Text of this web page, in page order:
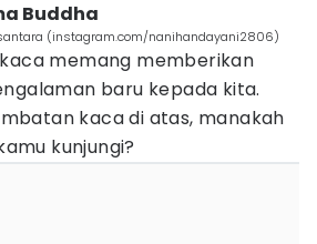
Buddha
(instagram.com/nanihandayani2806)
memang memberikan
baru kepada kita.
kaca di atas, manakah
kunjungi?